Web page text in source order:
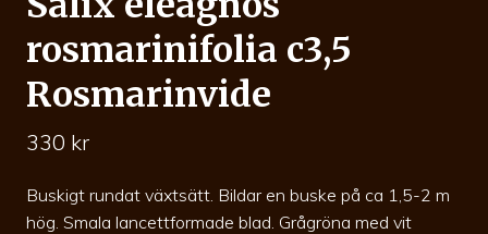
rosmarinifolia c3,5
Rosmarinvide
330 kr
Buskigt rundat växtsätt. Bildar en buske på ca 1,5-2 m
hög. Smala lancettformade blad. Grågröna med vit